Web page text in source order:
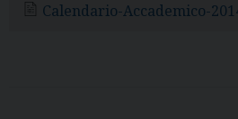
Calendario-Accademico-